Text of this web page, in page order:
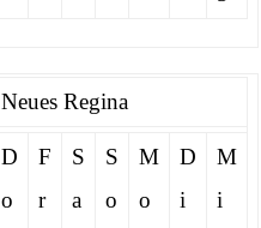
Neues Regina
D
o
F
r
S
a
S
o
M
o
D
i
M
i